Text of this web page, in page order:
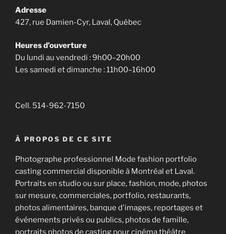
Adresse
427, rue Damien-Cyr, Laval, Québec
Heures d’ouverture
Du lundi au vendredi : 9h00–20h00
Les samedi et dimanche : 11h00–16h00
Cell. 514-962-7150
À PROPOS DE CE SITE
Photographe professionnel Mode fashion portfolio
casting commercial disponible à Montréal et Laval.
Portraits en studio ou sur place, fashion, mode, photos
sur mesure, commerciales, portfolio, restaurants,
photos alimentaires, banque d'images, reportages et
événements privés ou publics, photos de famille,
portraits photos de casting pour cinéma théâtre